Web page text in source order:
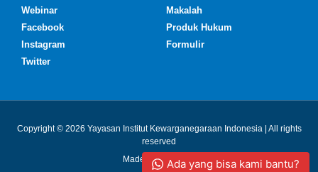
Webinar
Facebook
Instagram
Twitter
Makalah
Produk Hukum
Formulir
Copyright © 2026 Yayasan Institut Kewarganegaraan Indonesia | All rights
reserved
Made with ❤ by IKIAda yang bisa kami bantu?